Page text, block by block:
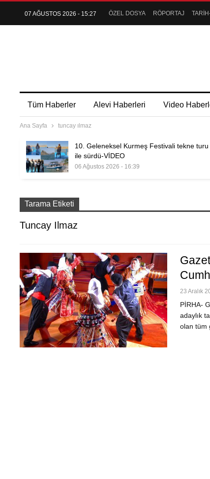
07 AĞUSTOS 2026 - 15:27 ÖZEL DOSYA RÖPORTAJ
Tüm Haberler Alevi Haberleri Video
Ana Sayfa tuncay ılmaz
10. Geleneksel Kurmeş Festivali tekne turu
ile sürdü-VİDEO
06 Ağustos 2026 - 16:39
Tarama Etiketi
Tuncay Ilmaz
23 Aralık
PİRHA-
adaylık
olan tüm